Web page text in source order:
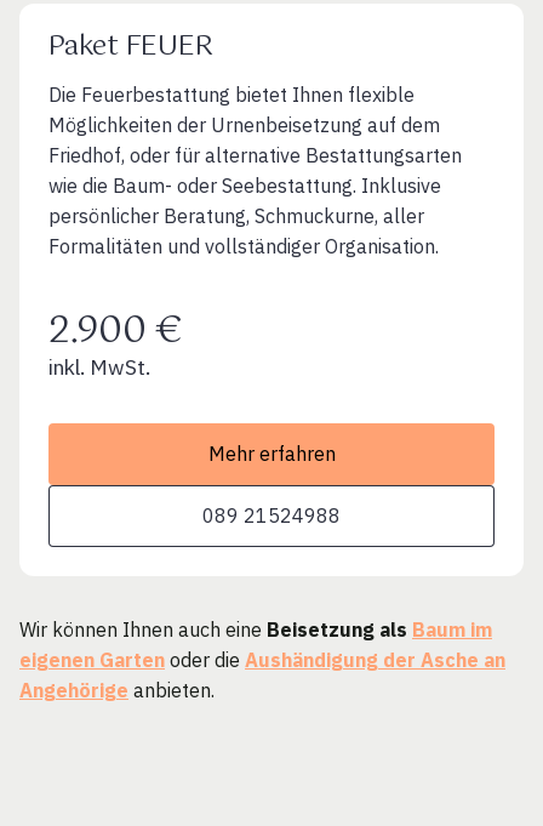
Paket FEUER
Die Feuerbestattung bietet Ihnen flexible
Möglichkeiten der Urnenbeisetzung auf dem
Friedhof, oder für alternative Bestattungsarten
wie die Baum- oder Seebestattung. Inklusive
persönlicher Beratung, Schmuckurne, aller
Formalitäten und vollständiger Organisation.
2.900 €
inkl. MwSt.
Mehr erfahren
089 21524988
Wir können Ihnen auch eine Beisetzung als Baum im
eigenen Garten oder die Aushändigung der Asche an
Angehörige anbieten.